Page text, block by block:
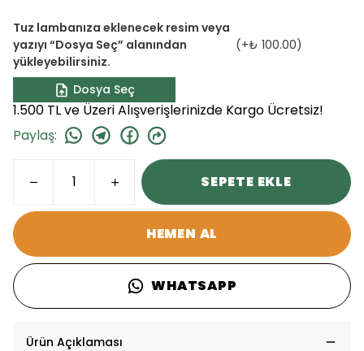
Tuz lambanıza eklenecek resim veya
yazıyı “Dosya Seç” alanından
yükleyebilirsiniz.
(+₺ 100.00)
Dosya Seç
1.500 TL ve Üzeri Alışverişlerinizde Kargo Ücretsiz!
Paylaş:
SEPETE EKLE
HEMEN AL
WHATSAPP
Ürün Açıklaması